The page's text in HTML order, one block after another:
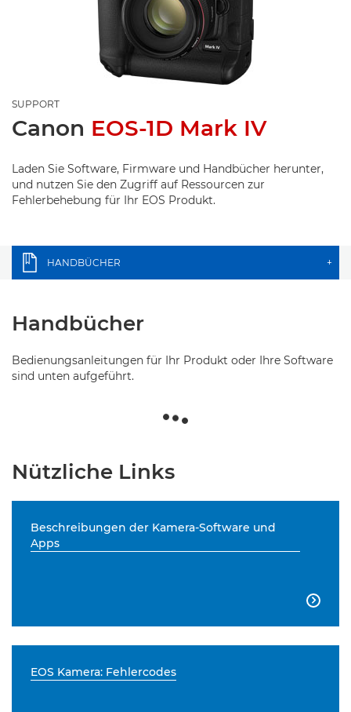
SUPPORT
Canon EOS-1D Mark IV
Laden Sie Software, Firmware und Handbücher herunter,
und nutzen Sie den Zugriff auf Ressourcen zur
Fehlerbehebung für Ihr EOS Produkt.
HANDBÜCHER +
Handbücher
Bedienungsanleitungen für Ihr Produkt oder Ihre Software
sind unten aufgeführt.
Nützliche Links
Beschreibungen der Kamera-Software und
Apps

EOS Kamera: Fehlercodes